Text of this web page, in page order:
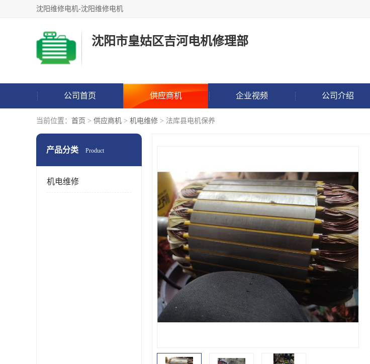
沈阳维修电机-沈阳维修电机
沈阳市皇姑区吉河电机修理部
公司首页 供应商机 企业视频 公司介绍
当前位置： 首页 > 供应商机 > 机电维修 > 法库县电机保养
产品分类 Product
机电维修